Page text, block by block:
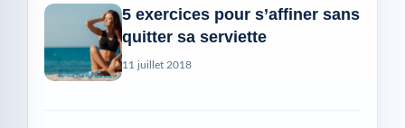
5 exercices pour s’affiner sans
quitter sa serviette
11 juillet 2018